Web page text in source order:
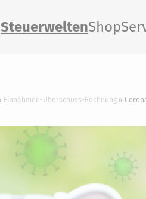
SteuerweltenShop
Einnahmen-Überschuss-Rechnung